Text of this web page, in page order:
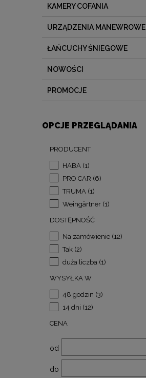
KAMERY COFANIA
URZĄDZENIA MANEWROWE
ŁAŃCUCHY ŚNIEGOWE
NOWOŚCI
PROMOCJE
OPCJE PRZEGLĄDANIA
PRODUCENT
HABA (1)
PRO CAR (6)
TRUMA (1)
Weingärtner (1)
DOSTĘPNOŚĆ
Na zamówienie (12)
Tak (2)
duża liczba (1)
WYSYŁKA W
48 godzin (3)
14 dni (12)
CENA
od
do